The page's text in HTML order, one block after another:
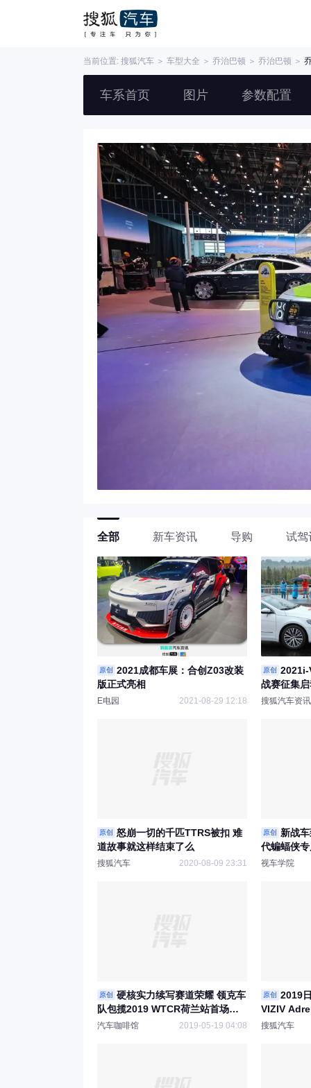
当前位置: 搜狐汽车 ＞ 车型大全 ＞ 乔治巴顿 ＞ 乔治巴顿 ＞
车系首页 图片 参数配置
全部 新车资讯 导购 试驾
原创
2021成都车展：合创Z03改装
版正式亮相
E电园 2021-08-29 12:18
原创
2021i-
战赛征集
搜狐汽车资讯
原创
怒崩一切的千匹TTRS被扣 难
道故事就这样结束了么
搜狐汽车 2020-08-09 23:31
原创
新战
代蝙蝠侠
视车学院
原创
硬核实力续写赛道荣耀 领克车
队包揽2019 WTCR荷兰站首场正
赛冠亚军
汽车咖啡馆 2019-05-19 04:08
原创
2019
VIZIV
搜狐汽车